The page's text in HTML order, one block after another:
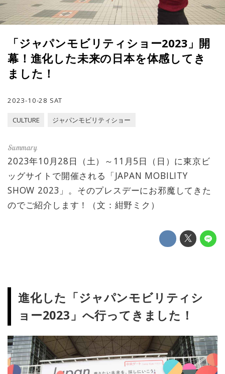
「ジャパンモビリティショー2023」開
幕！進化した未来の日本を体感してき
ました！
2023-10-28 SAT
CULTURE ジャパンモビリティショー
2023年10月28日（土）～11月5日（日）に東京ビ
ッグサイトで開催される「JAPAN MOBILITY
SHOW 2023」。そのプレスデーにお邪魔してきた
のでご紹介します！（文：紺野ミク）
進化した「ジャパンモビリティシ
ョー2023」へ行ってきました！